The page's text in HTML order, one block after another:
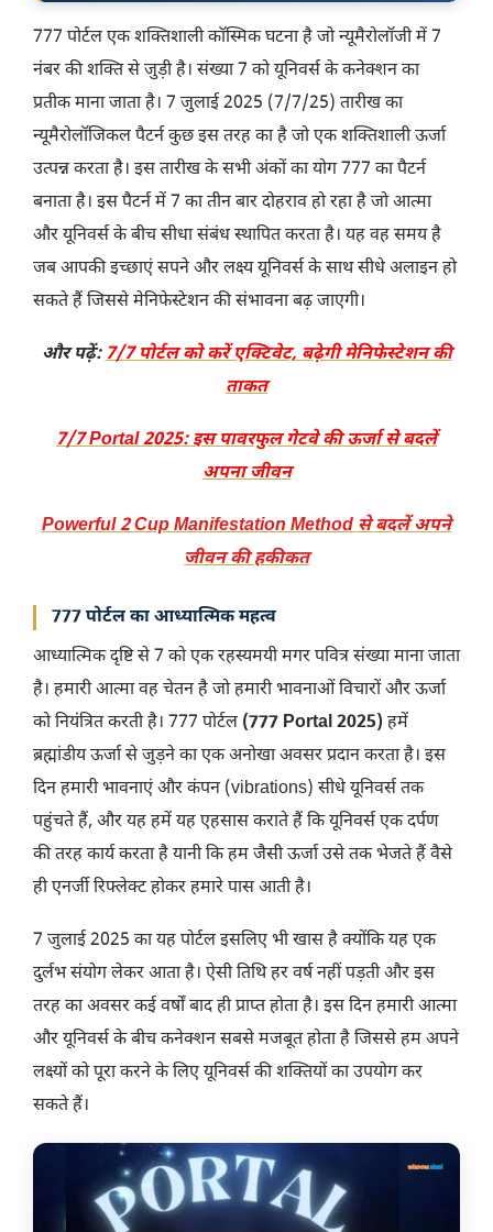
777 पोर्टल एक शक्तिशाली कॉस्मिक घटना है जो न्यूमैरोलॉजी में 7
नंबर की शक्ति से जुड़ी है। संख्या 7 को यूनिवर्स के कनेक्शन का
प्रतीक माना जाता है। 7 जुलाई 2025 (7/7/25) तारीख का
न्यूमैरोलॉजिकल पैटर्न कुछ इस तरह का है जो एक शक्तिशाली ऊर्जा
उत्पन्न करता है। इस तारीख के सभी अंकों का योग 777 का पैटर्न
बनाता है। इस पैटर्न में 7 का तीन बार दोहराव हो रहा है जो आत्मा
और यूनिवर्स के बीच सीधा संबंध स्थापित करता है। यह वह समय है
जब आपकी इच्छाएं सपने और लक्ष्य यूनिवर्स के साथ सीधे अलाइन हो
सकते हैं जिससे मेनिफेस्टेशन की संभावना बढ़ जाएगी।
और पढ़ें:7/7 पोर्टल को करें एक्टिवेट, बढ़ेगी मेनिफेस्टेशन की
ताकत
7/7 Portal 2025: इस पावरफुल गेटवे की ऊर्जा से बदलें
अपना जीवन
Powerful 2 Cup Manifestation Method से बदलें अपने
जीवन की हकीकत
777 पोर्टल का आध्यात्मिक महत्व
आध्यात्मिक दृष्टि से 7 को एक रहस्यमयी मगर पवित्र संख्या माना जाता
है। हमारी आत्मा वह चेतन है जो हमारी भावनाओं विचारों और ऊर्जा
को नियंत्रित करती है। 777 पोर्टल (777 Portal 2025) हमें
ब्रह्मांडीय ऊर्जा से जुड़ने का एक अनोखा अवसर प्रदान करता है। इस
दिन हमारी भावनाएं और कंपन (vibrations) सीधे यूनिवर्स तक
पहुंचते हैं, और यह हमें यह एहसास कराते हैं कि यूनिवर्स एक दर्पण
की तरह कार्य करता है यानी कि हम जैसी ऊर्जा उसे तक भेजते हैं वैसे
ही एनर्जी रिफ्लेक्ट होकर हमारे पास आती है।
7 जुलाई 2025 का यह पोर्टल इसलिए भी खास है क्योंकि यह एक
दुर्लभ संयोग लेकर आता है। ऐसी तिथि हर वर्ष नहीं पड़ती और इस
तरह का अवसर कई वर्षों बाद ही प्राप्त होता है। इस दिन हमारी आत्मा
और यूनिवर्स के बीच कनेक्शन सबसे मजबूत होता है जिससे हम अपने
लक्ष्यों को पूरा करने के लिए यूनिवर्स की शक्तियों का उपयोग कर
सकते हैं।